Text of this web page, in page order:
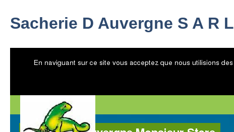
Sacherie D Auvergne S A R L